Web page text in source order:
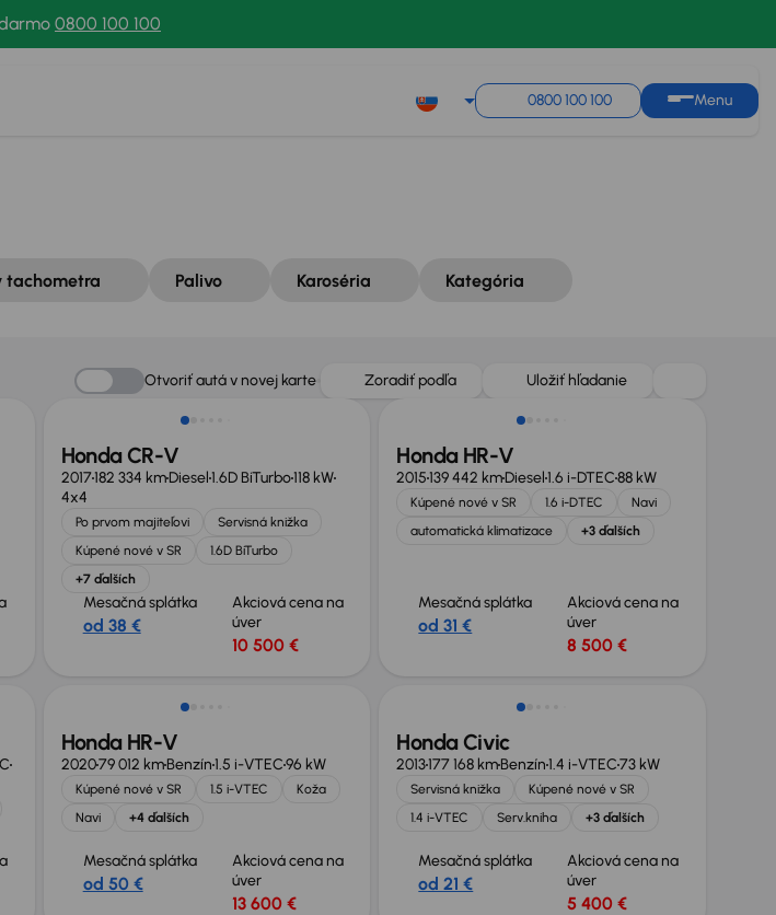
0800 100 100
0800 100 100 Menu
tachometra Palivo Karoséria Kategória
Otvoriť autá v novej karte Zoradiť podľa Uložiť hľadanie
Zlacnené o 600 €
Honda CR-V
2017182 334 kmDiesel1.6D BiTurbo118 kW
4x4
Po prvom majiteľovi
Servisná knižka
Kúpené nové v SR
1.6D BiTurbo
+7 ďalších
Mesačná splátka
od 38 €
Akciová cena na
úver
10 500 €
Honda HR-V
2015139 442 kmDiesel1.6 i-DTEC88 kW
Kúpené nové v SR 1.6 i-DTEC
Navi
automatická klimatizace
+3 ďalších
Mesačná splátka
od 31 €
Akciová cena na
úver
8 500 €
Honda HR-V
202079 012 kmBenzín1.5 i-VTEC96 kW
Kúpené nové v SR 1.5 i-VTEC
Koža
Navi
+4 ďalších
Mesačná splátka
od 50 €
Akciová cena na
úver
13 600 €
Honda Civic
2013177 168 kmBenzín1.4 i-VTEC73 kW
Servisná knižka
Kúpené nové v SR
1.4 i-VTEC
Serv.kniha +3 ďalších
Mesačná splátka
od 21 €
Akciová cena na
úver
5 400 €